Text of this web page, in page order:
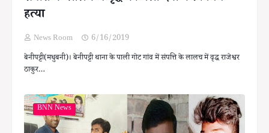
हत्या
News Room
6/16/2019
बेनीपट्टी(मधुबनी)। बेनीपट्टी थाना के पाली गोट गांव में संपत्ति के लालच में वृद्ध राजेश्वर
ठाकुर…
BNN News